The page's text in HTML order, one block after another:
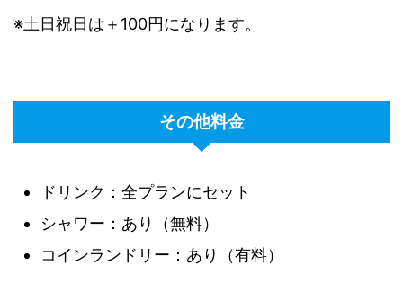
※土日祝日は＋100円になります。
その他料金
ドリンク：全プランにセット
シャワー：あり（無料）
コインランドリー：あり（有料）